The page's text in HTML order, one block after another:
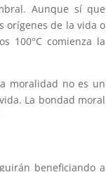
Aunque sí que
orígenes de la vida o
100°C comienza la
moralidad no es un
La bondad moral
beneficiando a